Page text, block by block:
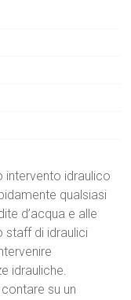
intervento idraulico
qualsiasi
d’acqua e alle
staff di idraulici
idrauliche.
su un